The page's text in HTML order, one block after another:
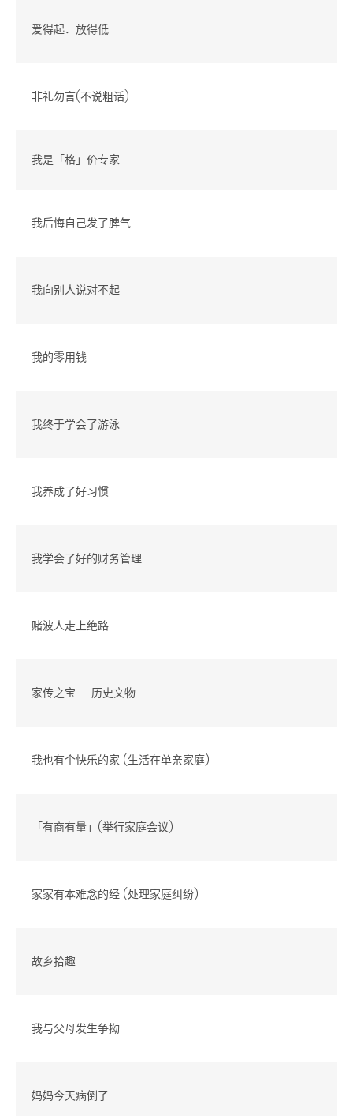
爱得起．放得低
非礼勿言(不说粗话)
我是「格」价专家
我后悔自己发了脾气
我向别人说对不起
我的零用钱
我终于学会了游泳
我养成了好习惯
我学会了好的财务管理
赌波人走上绝路
家传之宝──历史文物
我也有个快乐的家 (生活在单亲家庭)
「有商有量」(举行家庭会议)
家家有本难念的经 (处理家庭纠纷)
故乡拾趣
我与父母发生争拗
妈妈今天病倒了